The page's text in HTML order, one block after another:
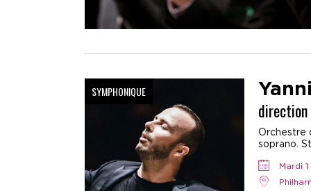
SYMPHONIQUE
direction
Orchestre
soprano.